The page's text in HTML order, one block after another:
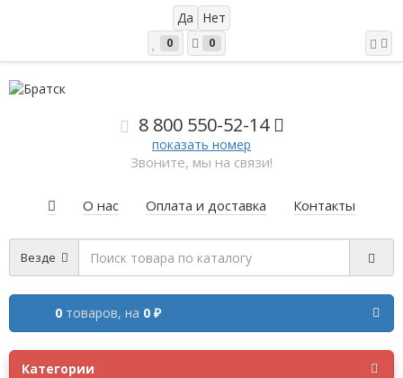
0 0
8 800 550-52-14
показать номер
Звоните, мы на связи!
О нас Оплата и доставка Контакты
Везде
0 товаров, на 0 ₽
Категории